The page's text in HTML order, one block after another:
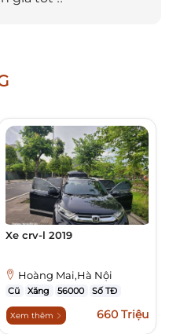
Xe crv-l 2019
Hoàng Mai,Hà Nội
Cũ Xăng 56000 Số TĐ
Xem thêm 660 Triệu